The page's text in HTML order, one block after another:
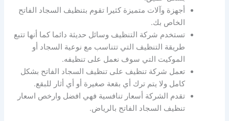
أجهزة وآلات متميزة كثيرا تقوم بتنظيف السجاد الفاتح
الخاص بك.
تستخدم شركة التنظيف وسائل حديثة دائما كما أنها تتبع
طريقة التنظيف التي تتناسب مع نوعية السجاد أو
الموكيت التي سوف نعمل على تنظيفه.
تعمل شركة تنظيف على تنظيف السجاد الفاتح بشكل
كامل ولا يتم ترك أي بقعة صغيرة أو أي أثار للبقع.
تقدم الشركة أسعار تنافسية فهي افضل وارخص اسعار
تنظيف السجاد الفاتح بالرياض.